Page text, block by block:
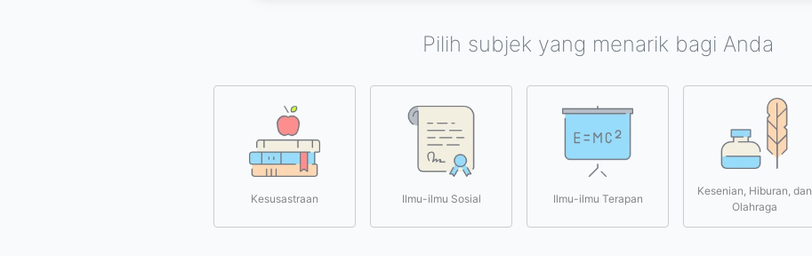
Pilih subjek yang menarik bagi Anda
Kesusastraan Ilmu-ilmu Sosial Ilmu-ilmu Terapan
Kesenian, Hiburan, dan
Olahraga